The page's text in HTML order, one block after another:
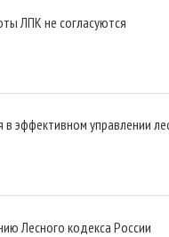
ЛПК не согласуются
эффективном управлении
Лесного кодекса России